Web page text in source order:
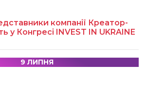
компанії Креатор-
у Конгресі INVEST IN UKRAINE
9 ЛИПНЯ